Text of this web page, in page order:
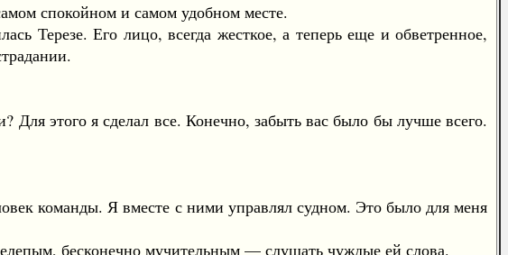
спокойном и самом удобном месте.
Терезе. Его лицо, всегда жесткое, а теперь еще и обветренное,
этого я сделал все. Конечно, забыть вас было бы лучше всего.
команды. Я вместе с ними управлял судном. Это было для меня
бесконечно мучительным — слушать чуждые ей слова.